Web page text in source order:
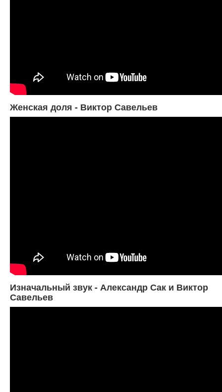
Женская доля - Виктор Савельев
Изначальный звук - Александр Сак и Виктор
Савельев